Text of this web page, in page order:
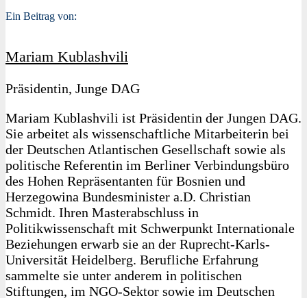
Ein Beitrag von:
Mariam Kublashvili
Präsidentin, Junge DAG
Mariam Kublashvili ist Präsidentin der Jungen DAG.
Sie arbeitet als wissenschaftliche Mitarbeiterin bei
der Deutschen Atlantischen Gesellschaft sowie als
politische Referentin im Berliner Verbindungsbüro
des Hohen Repräsentanten für Bosnien und
Herzegowina Bundesminister a.D. Christian
Schmidt. Ihren Masterabschluss in
Politikwissenschaft mit Schwerpunkt Internationale
Beziehungen erwarb sie an der Ruprecht-Karls-
Universität Heidelberg. Berufliche Erfahrung
sammelte sie unter anderem in politischen
Stiftungen, im NGO-Sektor sowie im Deutschen